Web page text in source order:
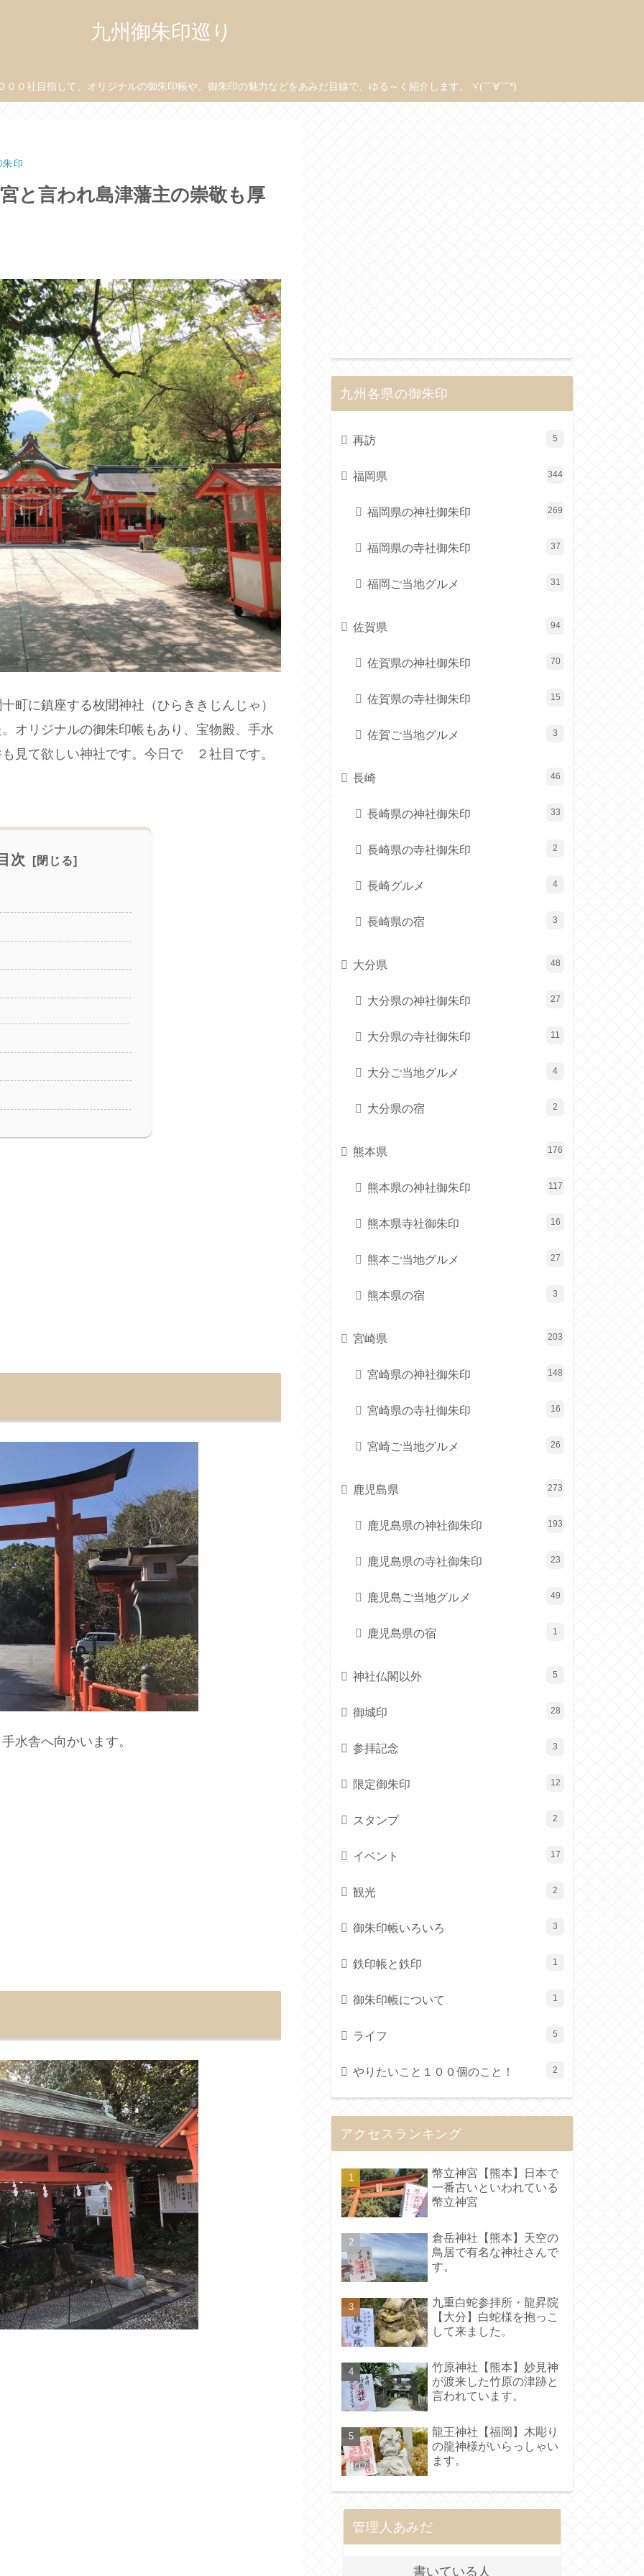
九州御朱印巡り
０社目指して、オリジナルの御朱印帳や、御朱印の魅力などをあみだ目線で、ゆる～く紹介します。ヾ(￣∀￣*)
朱印
と言われ島津藩主の崇敬も厚
に鎮座する枚聞神社（ひらききじんじゃ）
オリジナルの御朱印帳もあり、宝物殿、手水
見て欲しい神社です。今日で ２社目です。
次
水舎へ向かいます。
九州各県の御朱印
再訪 5
福岡県 344
福岡県の神社御朱印 269
福岡県の寺社御朱印 37
福岡ご当地グルメ 31
佐賀県 94
佐賀県の神社御朱印 70
佐賀県の寺社御朱印 15
佐賀ご当地グルメ 3
長崎 46
長崎県の神社御朱印 33
長崎県の寺社御朱印 2
長崎グルメ 4
長崎県の宿 3
大分県 48
大分県の神社御朱印 27
大分県の寺社御朱印 11
大分ご当地グルメ 4
大分県の宿 2
熊本県 176
熊本県の神社御朱印 117
熊本県寺社御朱印 16
熊本ご当地グルメ 27
熊本県の宿 3
宮崎県 203
宮崎県の神社御朱印 148
宮崎県の寺社御朱印 16
宮崎ご当地グルメ 26
鹿児島県 273
鹿児島県の神社御朱印 193
鹿児島県の寺社御朱印 23
鹿児島ご当地グルメ 49
鹿児島県の宿 1
神社仏閣以外 5
御城印 28
参拝記念 3
限定御朱印 12
スタンプ 2
イベント 17
観光 2
御朱印帳いろいろ 3
鉄印帳と鉄印 1
御朱印帳について 1
ライフ 5
やりたいこと１００個のこと！ 2
アクセスランキング
幣立神宮【熊本】日本で
一番古いといわれている
幣立神宮
倉岳神社【熊本】天空の
鳥居で有名な神社さんで
す。
九重白蛇参拝所・龍昇院
【大分】白蛇様を抱っこ
して来ました。
竹原神社【熊本】妙見神
が渡来した竹原の津跡と
言われています。
龍王神社【福岡】木彫り
の龍神様がいらっしゃい
ます。
管理人あみだ
書いている人